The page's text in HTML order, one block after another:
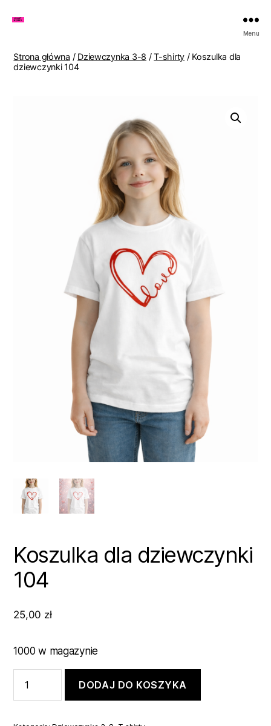
Lenki
Menu
Strona główna / Dziewczynka 3-8 /T-shirty / Koszulka dla
dziewczynki 104
Koszulka dla dziewczynki
104
25,00 zł
1000 w magazynie
Koszulka
dla
104
DODAJ DO KOSZYKA